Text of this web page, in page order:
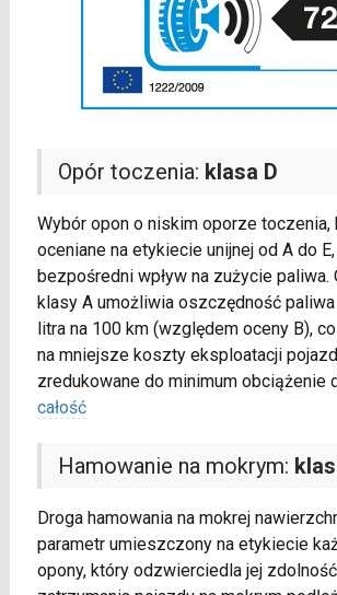
Opór toczenia: klasa D
Wybór opon o niskim oporze toczenia,
oceniane na etykiecie unijnej od A do
bezpośredni wpływ na zużycie paliwa.
klasy A umożliwia oszczędność paliwa
litra na 100 km (względem oceny B),
na mniejsze koszty eksploatacji
zredukowane do minimum obciążenie
całość
Hamowanie na mokrym:
Droga hamowania na mokrej
parametr umieszczony na etykiecie
opony, który odzwierciedla jej